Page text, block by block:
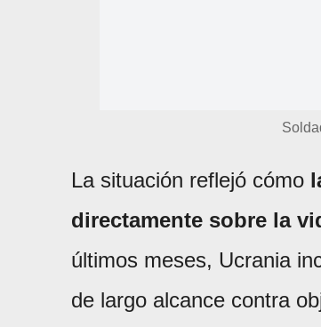
La situación reflejó cómo
directamente sobre la
últimos meses, Ucrania
de largo alcance contra